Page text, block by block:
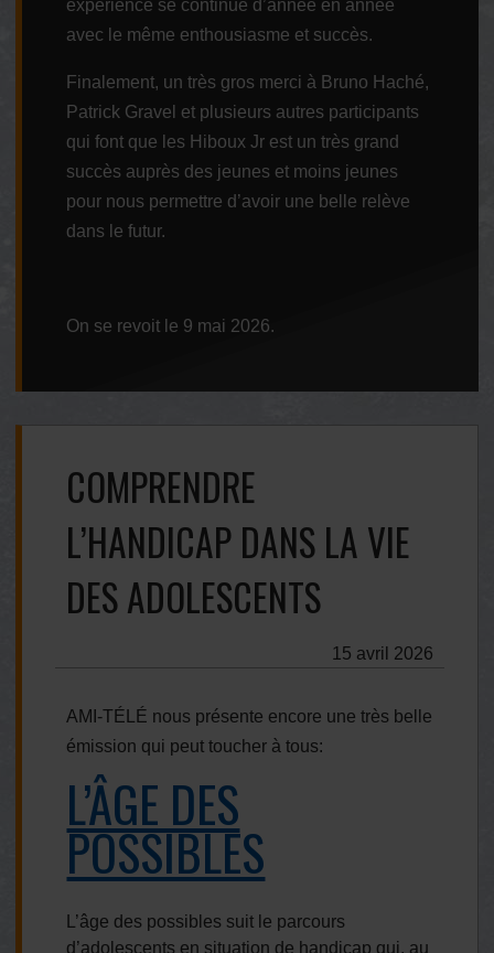
expérience se continue d’année en année
avec le même enthousiasme et succès.
Finalement, un très gros merci à Bruno Haché,
Patrick Gravel et plusieurs autres participants
qui font que les Hiboux Jr est un très grand
succès auprès des jeunes et moins jeunes
pour nous permettre d’avoir une belle relève
dans le futur.
On se revoit le 9 mai 2026.
COMPRENDRE
L’HANDICAP DANS LA VIE
DES ADOLESCENTS
15 avril 2026
AMI-TÉLÉ nous présente encore une très belle
émission qui peut toucher à tous:
L’ÂGE DES
POSSIBLES
L’âge des possibles suit le parcours
d’adolescents en situation de handicap qui, au